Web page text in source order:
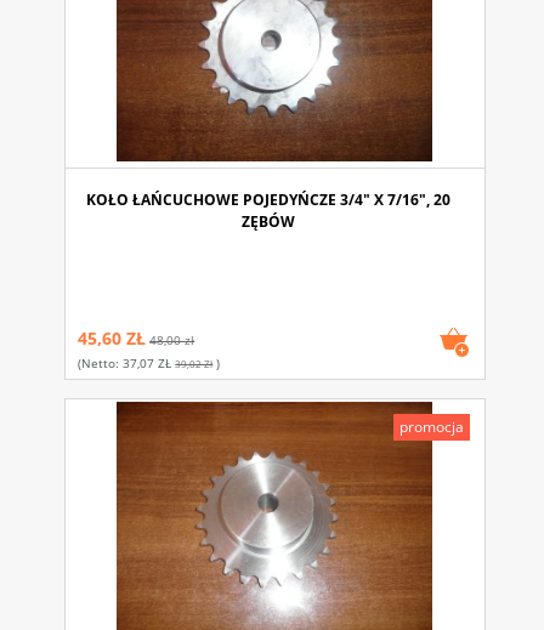
KOŁO ŁAŃCUCHOWE POJEDYŃCZE 3/4" X 7/16", 20
ZĘBÓW
45,60 ZŁ 48,00 zł
(netto:37,07 ZŁ 39,02 Zł)
promocja